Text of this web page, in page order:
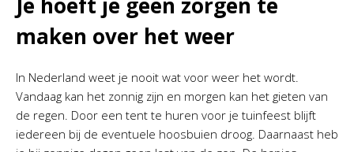
maken over het weer
In Nederland weet je nooit wat voor weer het wordt.
Vandaag kan het zonnig zijn en morgen kan het gieten van
de regen. Door een tent te huren voor je tuinfeest blijft
iedereen bij de eventuele hoosbuien droog. Daarnaast heb